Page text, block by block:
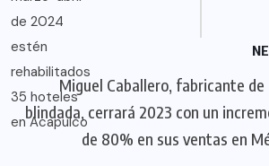
Miguel Caballero, fabricante de
blindada, cerrará 2023 con un
de 80% en sus ventas en